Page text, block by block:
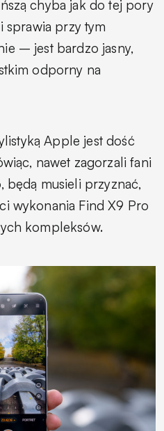
chyba jak do tej pory
sprawia przy tym
– jest bardzo jasny,
odporny na
Apple jest dość
nawet zagorzali fani
będą musieli przyznać,
wykonania Find X9 Pro
kompleksów.